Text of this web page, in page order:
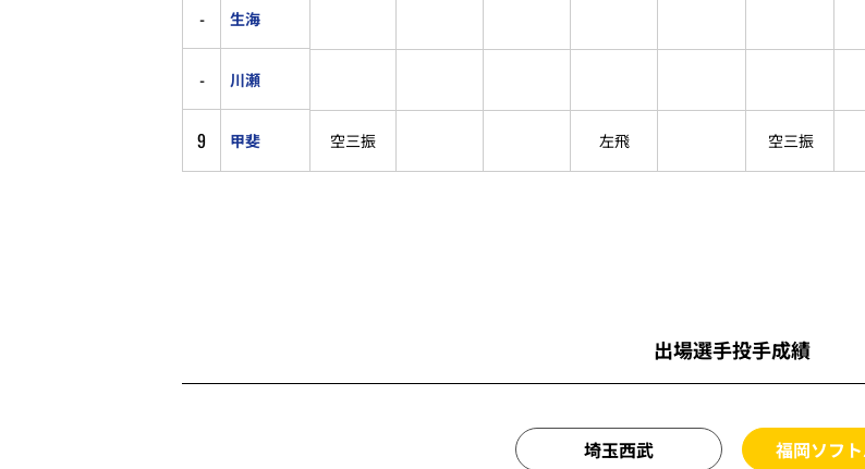
- 生海
- 川瀬
9 甲斐 空三振 左飛 空三振
出場選手投手成績
埼玉西武 福岡ソフ